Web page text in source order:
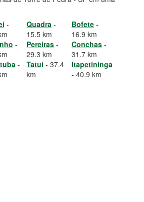
-
Quadra -
15.5 km
Bofete-
16.9 km
-
Pereiras -
29.3 km
Conchas-
31.7 km
-
Tatuí - 37.4
km
Itapetininga
- 40.9 km